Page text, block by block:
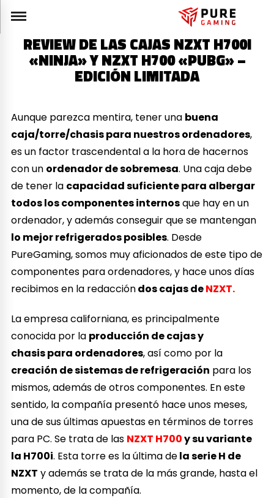
REVIEW DE LAS CAJAS NZXT H700I
«NINJA» Y NZXT H700 «PUBG» –
EDICIÓN LIMITADA
Aunque parezca mentira, tener una buena
caja/torre/chasis para nuestros ordenadores,
es un factor trascendental a la hora de hacernos
con un ordenador de sobremesa. Una caja debe
de tener la capacidad suficiente para albergar
todos los componentes internosque hay en un
ordenador, y además conseguir que se mantengan
lo mejor refrigerados posibles. Desde
PureGaming, somos muy aficionados de este tipo de
componentes para ordenadores, y hace unos días
recibimos en la redaccióndos cajas deNZXT.
La empresa californiana, es principalmente
conocida por la producción de cajas y
chasis para ordenadores, así como por la
creación de sistemas de refrigeración para los
mismos, además de otros componentes. En este
sentido, la compañía presentó hace unos meses,
una de sus últimas apuestas en términos de torres
para PC. Se trata de las NZXT H700y su variante
la H700i. Esta torre es la última dela serie H de
NZXT y además se trata de la más grande, hasta el
momento, de la compañía.